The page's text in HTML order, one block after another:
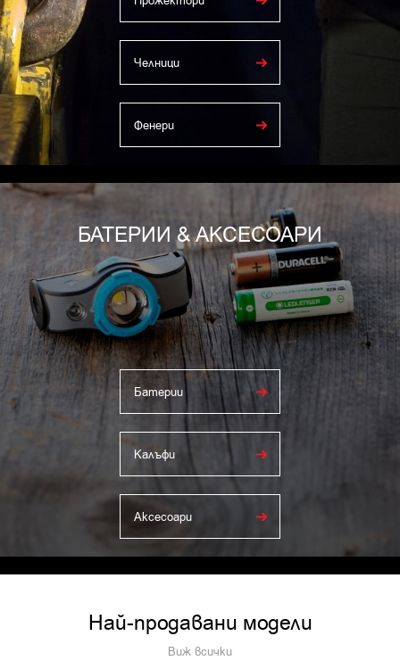
Челници
Фенери
БАТЕРИИ & АКСЕСОАРИ
Батерии
Калъфи
Аксесоари
Най-продавани модели
Виж всички